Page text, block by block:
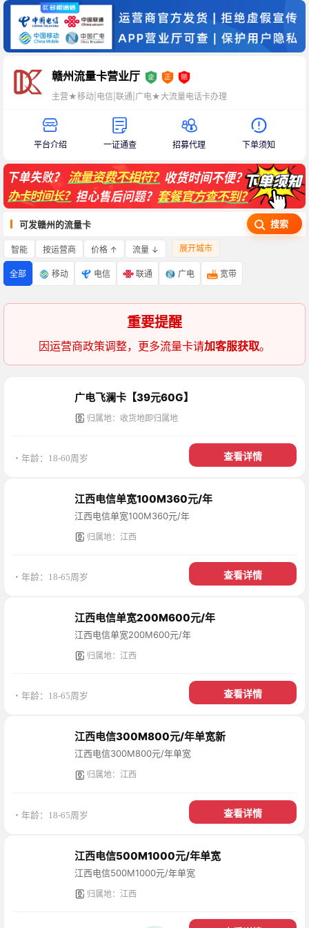
赣州流量卡营业厅
主营★移动|电信|联通|广电★大流量电话卡办理
平台介绍 一证通查 招募代理 下单须知
可发赣州的流量卡 搜索
智能 按运营商 价格 ↑ 流量 ↓ 展开城市
全部 移动 电信 联通 广电 宽带
重要提醒
因运营商政策调整，更多流量卡请加客服获取。
广电飞澜卡【39元60G】
归属地：收货地即归属地
・年龄：18-60周岁 查看详情
江西电信单宽100M360元/年
江西电信单宽100M360元/年
归属地：江西
・年龄：18-65周岁 查看详情
江西电信单宽200M600元/年
江西电信单宽200M600元/年
归属地：江西
・年龄：18-65周岁 查看详情
江西电信300M800元/年单宽新
江西电信300M800元/年单宽
归属地：江西
・年龄：18-65周岁 查看详情
江西电信500M1000元/年单宽
江西电信500M1000元/年单宽
归属地：江西